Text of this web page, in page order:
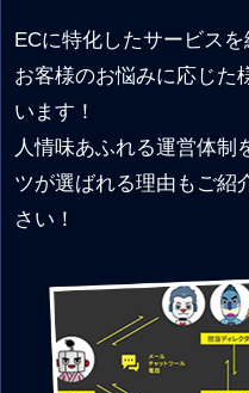
ECに特化したサービスを
お客様のお悩みに応じた
います！
人情味あふれる運営体制
ツが選ばれる理由もご紹
さい！